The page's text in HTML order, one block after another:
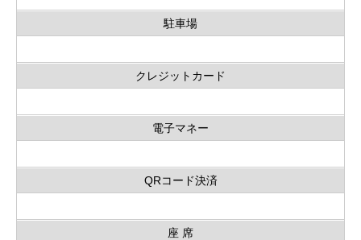
駐車場
クレジットカード
電子マネー
QRコード決済
座 席